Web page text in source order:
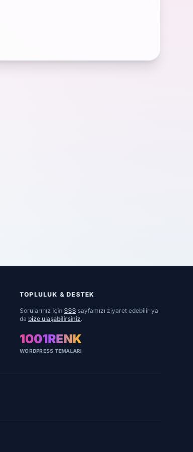
TOPLULUK & DESTEK
Sorularınız için SSS sayfamızı ziyaret edebilir ya
da bize ulaşabilirsiniz.
1001RENK
WORDPRESS TEMALARI